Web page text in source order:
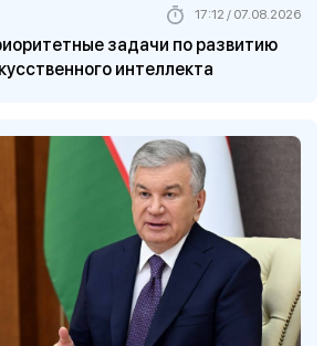
задачи по развитию
интеллекта
17:12 / 07.08.2026